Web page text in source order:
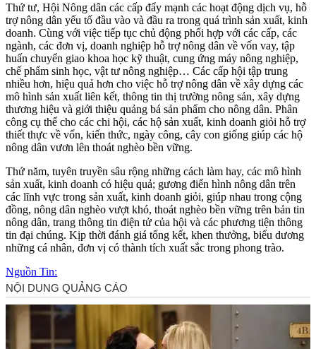
Thứ tư, Hội Nông dân các cấp đẩy mạnh các hoạt động dịch vụ, hỗ
trợ nông dân yếu tố đầu vào và đầu ra trong quá trình sản xuất, kinh
doanh. Cùng với việc tiếp tục chủ động phối hợp với các cấp, các
ngành, các đơn vị, doanh nghiệp hỗ trợ nông dân về vốn vay, tập
huấn chuyển giao khoa học kỹ thuật, cung ứng máy nông nghiệp,
chế phẩm sinh học, vật tư nông nghiệp… Các cấp hội tập trung
nhiều hơn, hiệu quả hơn cho việc hỗ trợ nông dân về xây dựng các
mô hình sản xuất liên kết, thông tin thị trường nông sản, xây dựng
thương hiệu và giới thiệu quảng bá sản phẩm cho nông dân. Phân
công cụ thể cho các chi hội, các hộ sản xuất, kinh doanh giỏi hỗ trợ
thiết thực về vốn, kiến thức, ngày công, cây con giống giúp các hộ
nông dân vươn lên thoát nghèo bền vững.
Thứ năm, tuyên truyền sâu rộng những cách làm hay, các mô hình
sản xuất, kinh doanh có hiệu quả; gương điển hình nông dân trên
các lĩnh vực trong sản xuất, kinh doanh giỏi, giúp nhau trong cộng
đồng, nông dân nghèo vượt khó, thoát nghèo bền vững trên bản tin
nông dân, trang thông tin điện tử của hội và các phương tiện thông
tin đại chúng. Kịp thời đánh giá tổng kết, khen thưởng, biểu dương
những cá nhân, đơn vị có thành tích xuất sắc trong phong trào.
Nguồn Tin: